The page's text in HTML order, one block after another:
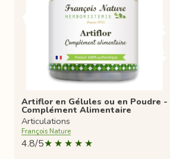
Artiflor en Gélules ou en Poudre -
Complément Alimentaire
Articulations
François Nature
4.8/5